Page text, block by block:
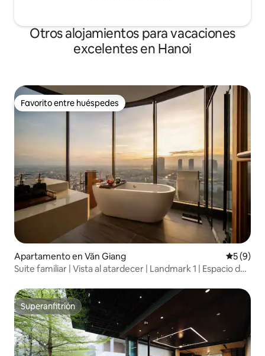
Otros alojamientos para vacaciones
excelentes en Hanoi
Favorito entre huéspedes
Favorito entre huéspedes
Apartamento en Văn Giang
5 (9)
Suite familiar | Vista al atardecer | Landmark 1 | Espacio de
Superanfitrión
Superanfitrión